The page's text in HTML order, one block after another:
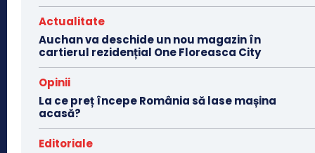
Actualitate
Auchan va deschide un nou magazin în
cartierul rezidențial One Floreasca City
Opinii
La ce preț începe România să lase mașina
acasă?
Editoriale